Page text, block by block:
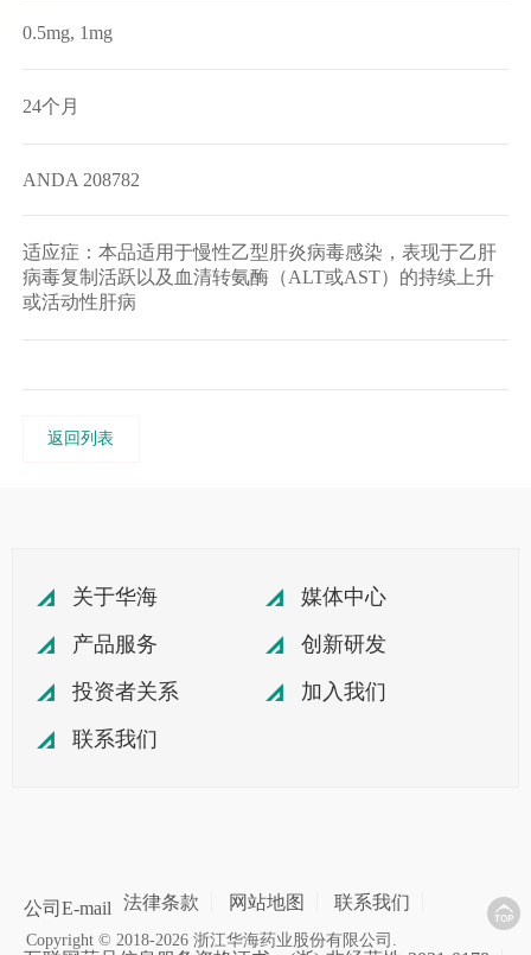
0.5mg, 1mg
24个月
ANDA 208782
适应症：本品适用于慢性乙型肝炎病毒感染，表现于乙肝
病毒复制活跃以及血清转氨酶（ALT或AST）的持续上升
或活动性肝病
返回列表
关于华海
媒体中心
产品服务
创新研发
投资者关系
加入我们
联系我们
法律条款 网站地图 联系我们
公司E-mail
Copyright © 2018-2026 浙江华海药业股份有限公司.